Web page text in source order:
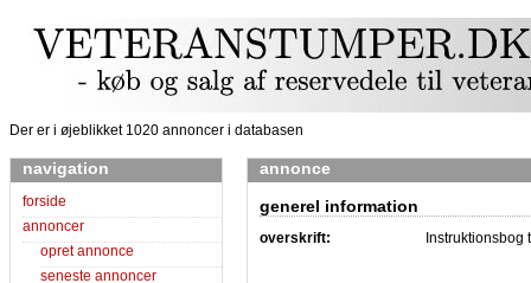
Der er i øjeblikket 1020 annoncer i databasen
navigation
forside
annoncer
opret annonce
seneste annoncer
annonce
generel information
overskrift: Instruktionsbog